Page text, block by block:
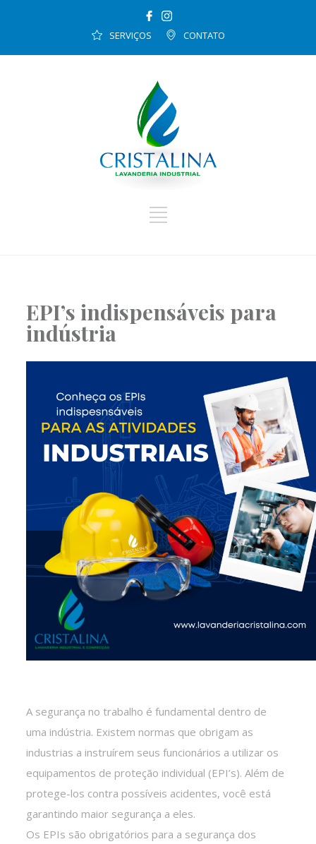
CONTATO
SERVIÇOS
EPI’s indispensáveis para
indústria
A segurança no trabalho é fundamental dentro de
uma indústria. Existem normas que obrigam as
industrias a instruírem seus funcionários a utilizar os
equipamentos de proteção individual (EPI’s). Além de
protege-los contra possíveis acidentes, você está
garantindo maior segurança a eles.
Os EPIs são obrigatórios para a segurança dos